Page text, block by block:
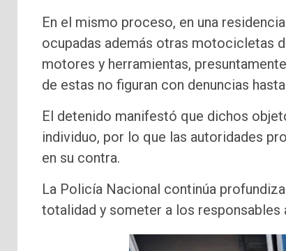
En el mismo proceso, en una
ocupadas además otras motocicletas
motores y herramientas,
de estas no figuran con denuncias
El detenido manifestó que dichos
individuo, por lo que las autoridades
en su contra.
La Policía Nacional continúa
totalidad y someter a los responsables